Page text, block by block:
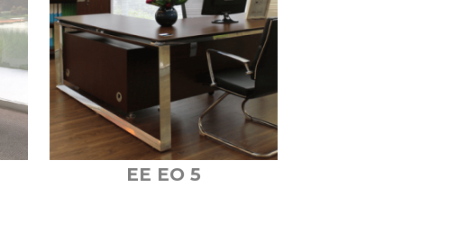
EE EO 5